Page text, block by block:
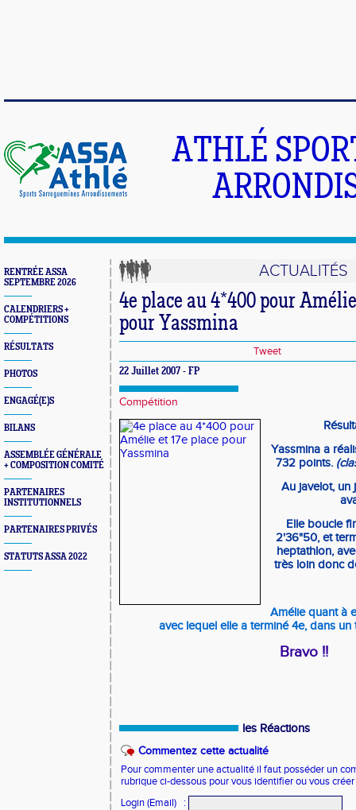
ATHLÉ
RENTRÉE ASSA
SEPTEMBRE 2026
CALENDRIERS +
COMPÉTITIONS
RÉSULTATS
PHOTOS
ENGAGÉ(E)S
BILANS
ASSEMBLÉE GÉNÉRALE
+ COMPOSITION COMITÉ
PARTENAIRES
INSTITUTIONNELS
PARTENAIRES PRIVÉS
STATUTS ASSA 2022
ACTUALITÉS
4e place au 4*400 pour
pour Yassmina
Tweet
22 Juillet 2007 - FP
Compétition
Yassmina a
732 points.
Au javelot, un
Elle boucle
2'36"50, et
heptathlon,
très loin donc
Amélie quant à
avec lequel elle a terminé 4e, dans
Bravo !!
les Réactions
Commentez cette actualité
Pour commenter une actualité il faut posséder un
rubrique ci-dessous pour vous identifier ou vous
Login (Email)
: